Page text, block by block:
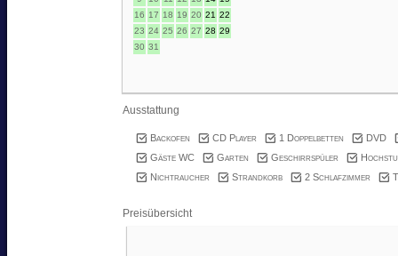
16 17 18 19 20 21 22
23 24 25 26 27 28 29
30 31
Ausstattung
Backofen CD Player 1 Doppelbetten
DVD
Gäste WC
Garten Geschirrspüler
Nichtraucher
Strandkorb 2 Schlafzimmer
Preisübersicht